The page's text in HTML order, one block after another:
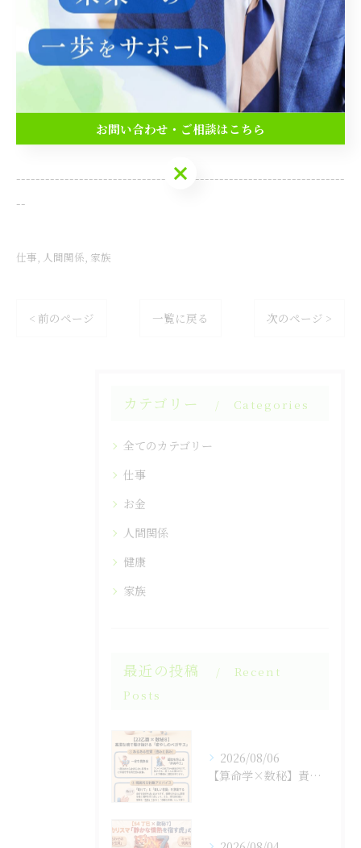
占いでわかる仕事の適性と強み
占いで見る人間関係の相性
誰よりも身近な家族との相性占い
--------------------------------------------------------------------
--
仕事 人間関係 家族
< 前のページ 一覧に戻る 次のページ >
カテゴリー Categories
全てのカテゴリー
仕事
お金
人間関係
健康
家族
最近の投稿
Recent
Posts
2026/08/06
【算命学×数秘】責任感に潰されそうな「孤高の王」のあなたへ
お問い合わせ・ご相談はこちら
お問い合わせ・ご相談はこちら